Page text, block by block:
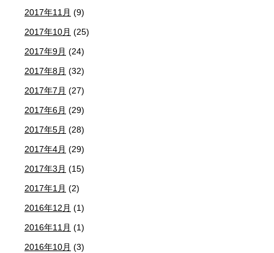
2017年11月 (9)
2017年10月 (25)
2017年9月 (24)
2017年8月 (32)
2017年7月 (27)
2017年6月 (29)
2017年5月 (28)
2017年4月 (29)
2017年3月 (15)
2017年1月 (2)
2016年12月 (1)
2016年11月 (1)
2016年10月 (3)